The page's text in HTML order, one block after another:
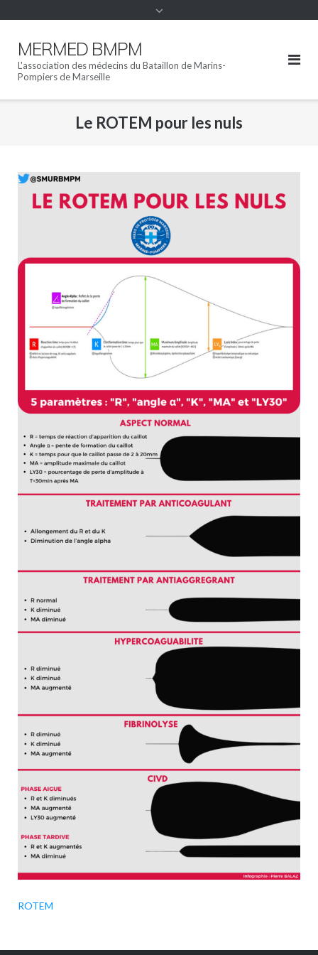
MERMED BMPM
L'association des médecins du Bataillon de Marins-
Pompiers de Marseille
Le ROTEM pour les nuls
ROTEM